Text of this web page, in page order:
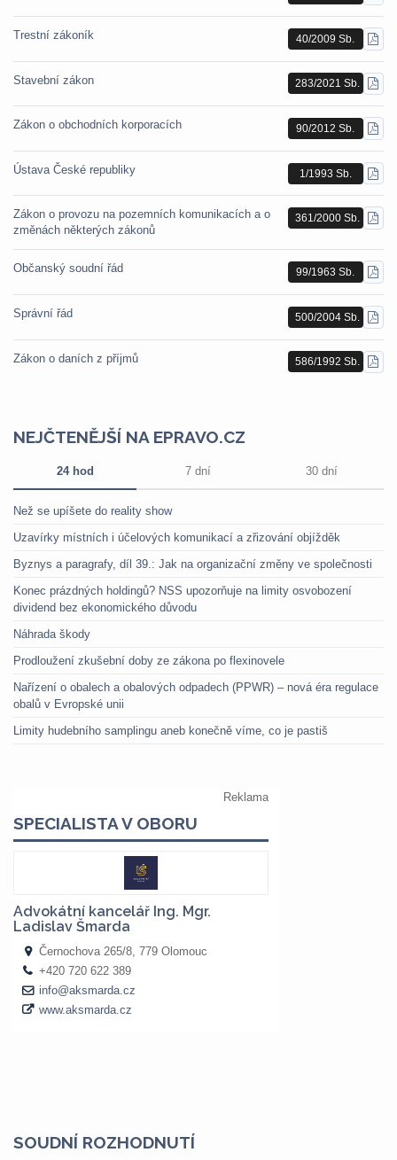
PDF
Trestní zákoník 40/2009 Sb.
PDF
Stavební zákon 283/2021 Sb.
PDF
Zákon o obchodních korporacích 90/2012 Sb.
PDF
Ústava České republiky 1/1993 Sb.
PDF
Zákon o provozu na pozemních komunikacích a o
změnách některých zákonů
361/2000 Sb.
PDF
Občanský soudní řád 99/1963 Sb.
PDF
Správní řád 500/2004 Sb.
PDF
Zákon o daních z příjmů 586/1992 Sb.
PDF
NEJČTENĚJŠÍ NA EPRAVO.CZ
24 hod 7 dní 30 dní
Než se upíšete do reality show
Uzavírky místních i účelových komunikací a zřizování objížděk
Byznys a paragrafy, díl 39.: Jak na organizační změny ve společnosti
Konec prázdných holdingů? NSS upozorňuje na limity osvobození
dividend bez ekonomického důvodu
Náhrada škody
Prodloužení zkušební doby ze zákona po flexinovele
Nařízení o obalech a obalových odpadech (PPWR) – nová éra regulace
obalů v Evropské unii
Limity hudebního samplingu aneb konečně víme, co je pastiš
SOUDNÍ ROZHODNUTÍ